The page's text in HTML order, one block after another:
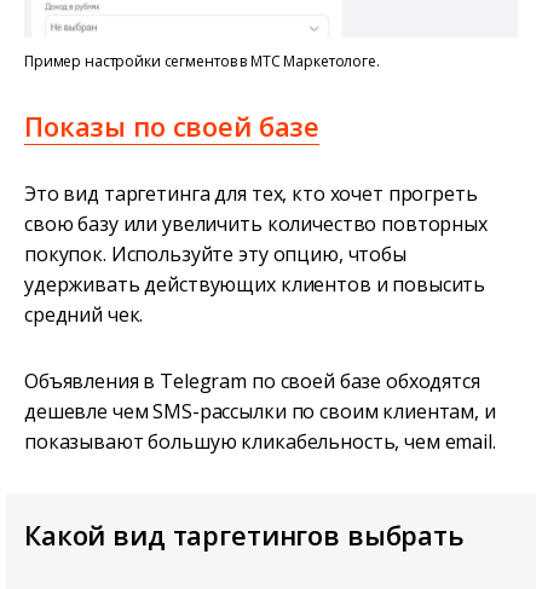
Пример настройки сегментов в МТС Маркетологе.
Показы по своей базе
Это вид таргетинга для тех, кто хочет прогреть
свою базу или увеличить количество повторных
покупок. Используйте эту опцию, чтобы
удерживать действующих клиентов и повысить
средний чек.
Объявления в Telegram по своей базе обходятся
дешевле чем SMS-рассылки по своим клиентам, и
показывают большую кликабельность, чем email.
Какой вид таргетингов выбрать